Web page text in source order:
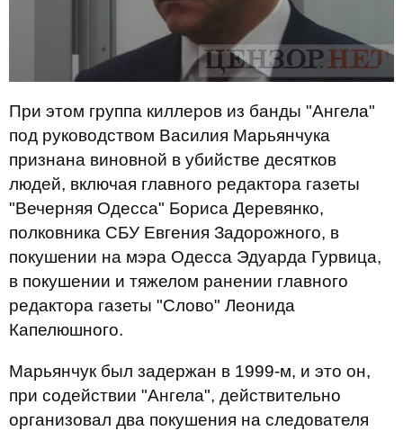
При этом группа киллеров из банды "Ангела"
под руководством Василия Марьянчука
признана виновной в убийстве десятков
людей, включая главного редактора газеты
"Вечерняя Одесса" Бориса Деревянко,
полковника СБУ Евгения Задорожного, в
покушении на мэра Одесса Эдуарда Гурвица,
в покушении и тяжелом ранении главного
редактора газеты "Слово" Леонида
Капелюшного.
Марьянчук был задержан в 1999-м, и это он,
при содействии "Ангела", действительно
организовал два покушения на следователя